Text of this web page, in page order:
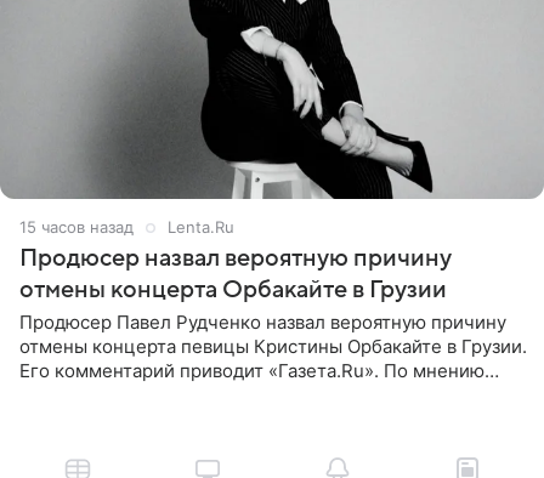
15 часов назад Lenta.Ru
Продюсер назвал вероятную причину
отмены концерта Орбакайте в Грузии
Продюсер Павел Рудченко назвал вероятную причину
отмены концерта певицы Кристины Орбакайте в Грузии.
Его комментарий приводит «Газета.Ru». По мнению